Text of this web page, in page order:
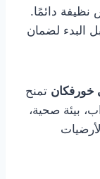
دائمًا.
البدء لضمان
خورفكان تمنح
بيئة صحية،